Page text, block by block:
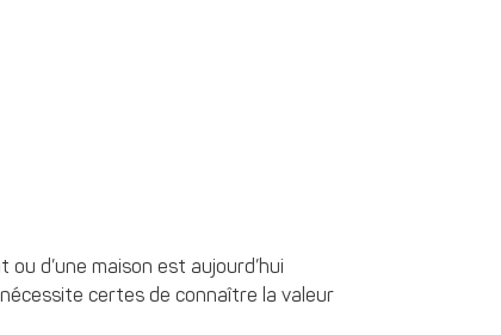
d’une maison est aujourd’hui
certes de connaître la valeur